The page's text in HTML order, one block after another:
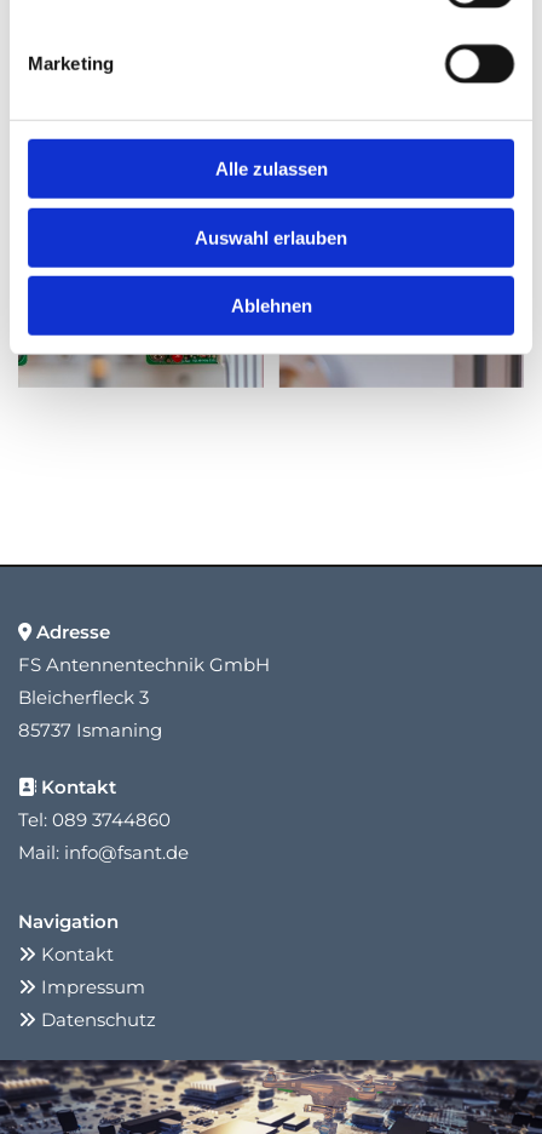
Marketing
Alle zulassen
Auswahl erlauben
Ablehnen
Adresse
FS Antennentechnik GmbH
Bleicherfleck 3
85737 Ismaning
 Kontakt
Tel: 089 3744860
Mail: info@fsant.de
Navigation
 Kontakt
 Impressum
 Datenschutz